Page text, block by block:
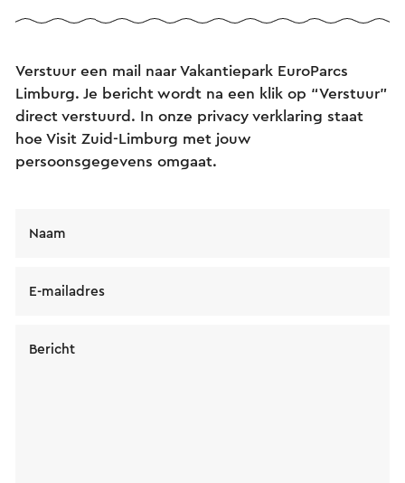
Verstuur een mail naar Vakantiepark EuroParcs
Limburg. Je bericht wordt na een klik op “Verstuur”
direct verstuurd. In onze privacy verklaring staat
hoe Visit Zuid-Limburg met jouw
persoonsgegevens omgaat.
Naam
E-mailadres
Bericht